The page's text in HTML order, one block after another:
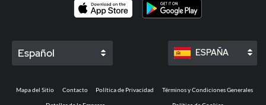
Español ESPAÑA
Mapa del Sitio Contacto Política de Privacidad Términos y Condiciones Generales